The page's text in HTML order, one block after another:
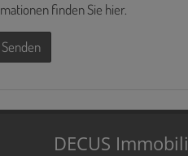
finden Sie hier.
Senden
DECUS